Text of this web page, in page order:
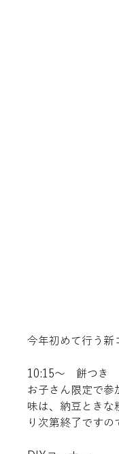
今年初めて行う新
10:15～　餅つき
お子さん限定で参
味は、納豆ときな
り次第終了ですの